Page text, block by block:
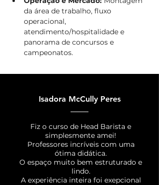
da área de trabalho, fluxo
operacional,
atendimento/hospitalidade e
panorama de concursos e
campeonatos.
Isadora McCully Peres
Fiz o curso de Head Barista e
simplesmente amei!
Professores incríveis com uma
ótima didática.
O espaço muito bem estruturado e
lindo.
A experiência inteira foi exepcional